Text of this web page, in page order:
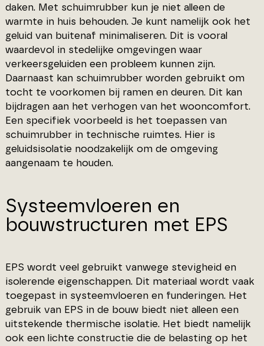
daken. Met schuimrubber kun je niet alleen de
warmte in huis behouden. Je kunt namelijk ook het
geluid van buitenaf minimaliseren. Dit is vooral
waardevol in stedelijke omgevingen waar
verkeersgeluiden een probleem kunnen zijn.
Daarnaast kan schuimrubber worden gebruikt om
tocht te voorkomen bij ramen en deuren. Dit kan
bijdragen aan het verhogen van het wooncomfort.
Een specifiek voorbeeld is het toepassen van
schuimrubber in technische ruimtes. Hier is
geluidsisolatie noodzakelijk om de omgeving
aangenaam te houden.
Systeemvloeren en
bouwstructuren met EPS
EPS wordt veel gebruikt vanwege stevigheid en
isolerende eigenschappen. Dit materiaal wordt vaak
toegepast in systeemvloeren en funderingen. Het
gebruik van EPS in de bouw biedt niet alleen een
uitstekende thermische isolatie. Het biedt namelijk
ook een lichte constructie die de belasting op het